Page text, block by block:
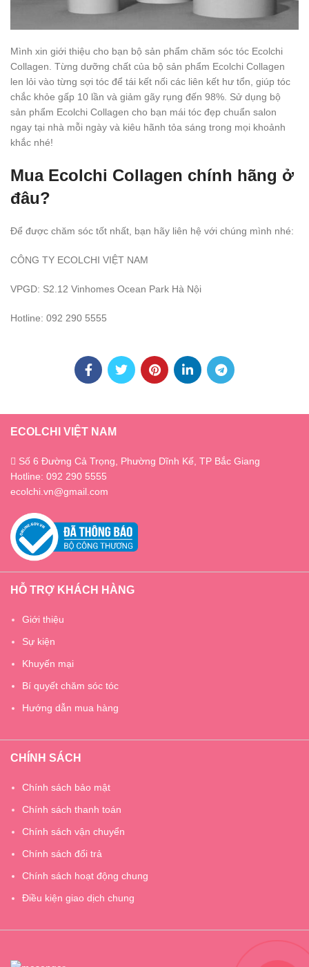
Mình xin giới thiệu cho bạn bộ sản phẩm chăm sóc tóc Ecolchi
Collagen. Từng dưỡng chất của bộ sản phẩm Ecolchi Collagen
len lỏi vào từng sợi tóc để tái kết nối các liên kết hư tổn, giúp tóc
chắc khỏe gấp 10 lần và giảm gãy rụng đến 98%. Sử dụng bộ
sản phẩm Ecolchi Collagen cho bạn mái tóc đẹp chuẩn salon
ngay tại nhà mỗi ngày và kiêu hãnh tỏa sáng trong mọi khoảnh
khắc nhé!
Mua Ecolchi Collagen chính hãng ở
đâu?
Để được chăm sóc tốt nhất, bạn hãy liên hệ với chúng mình nhé:
CÔNG TY ECOLCHI VIỆT NAM
VPGD: S2.12 Vinhomes Ocean Park Hà Nội
Hotline: 092 290 5555
ECOLCHI VIỆT NAM
Số 6 Đường Cả Trọng, Phường Dĩnh Kế, TP Bắc Giang
Hotline: 092 290 5555
ecolchi.vn@gmail.com
HỖ TRỢ KHÁCH HÀNG
Giới thiệu
Sự kiện
Khuyến mại
Bí quyết chăm sóc tóc
Hướng dẫn mua hàng
CHÍNH SÁCH
Chính sách bảo mật
Chính sách thanh toán
Chính sách vận chuyển
Chính sách đổi trả
Chính sách hoạt động chung
Điều kiện giao dịch chung